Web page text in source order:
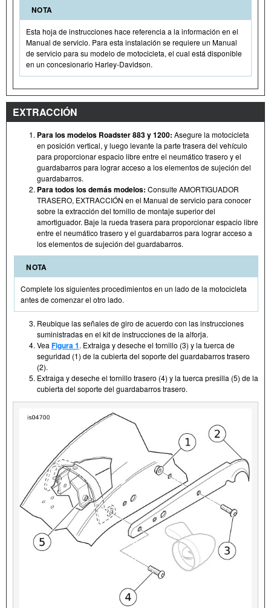
NOTA
Esta hoja de instrucciones hace referencia a la información en el
Manual de servicio. Para esta instalación se requiere un Manual
de servicio para su modelo de motocicleta, el cual está disponible
en un concesionario Harley-Davidson.
EXTRACCIÓN
Para los modelos Roadster 883 y 1200: Asegure la motocicleta
en posición vertical, y luego levante la parte trasera del vehículo
para proporcionar espacio libre entre el neumático trasero y el
guardabarros para lograr acceso a los elementos de sujeción del
guardabarros.
Para todos los demás modelos: Consulte AMORTIGUADOR
TRASERO, EXTRACCIÓN en el Manual de servicio para conocer
sobre la extracción del tornillo de montaje superior del
amortiguador. Baje la rueda trasera para proporcionar espacio libre
entre el neumático trasero y el guardabarros para lograr acceso a
los elementos de sujeción del guardabarros.
NOTA
Complete los siguientes procedimientos en un lado de la motocicleta
antes de comenzar el otro lado.
Reubique las señales de giro de acuerdo con las instrucciones
suministradas en el kit de instrucciones de la alforja.
Vea Figura 1. Extraiga y deseche el tornillo (3) y la tuerca de
seguridad (1) de la cubierta del soporte del guardabarros trasero
(2).
Extraiga y deseche el tornillo trasero (4) y la tuerca presilla (5) de la
cubierta del soporte del guardabarros trasero.